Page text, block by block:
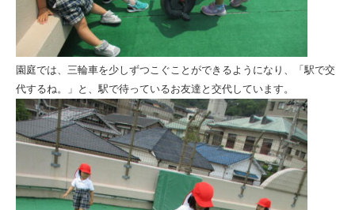
園庭では、三輪車を少しずつこぐことができるようになり、「駅で交
代するね。」と、駅で待っているお友達と交代しています。